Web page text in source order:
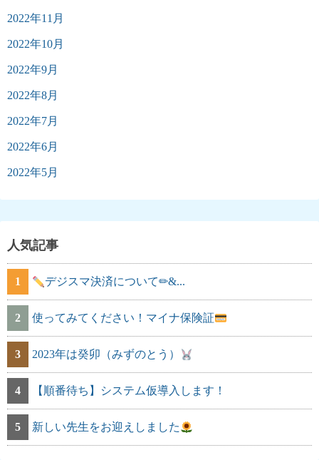
2022年11月
2022年10月
2022年9月
2022年8月
2022年7月
2022年6月
2022年5月
人気記事
1 デジスマ決済について✏&...
2 使ってみてください！マイナ保険証
3 2023年は癸卯（みずのとう）
4 【順番待ち】システム仮導入します！
5 新しい先生をお迎えしました